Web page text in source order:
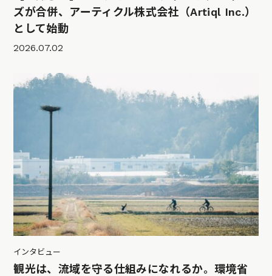
ズが合併、アーティクル株式会社（Artiql Inc.）
として始動
2026.07.02
インタビュー
観光は、流域を守る仕組みになれるか。環境省